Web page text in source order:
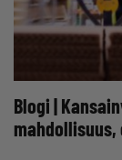
Blogi |
mahdollisuus,